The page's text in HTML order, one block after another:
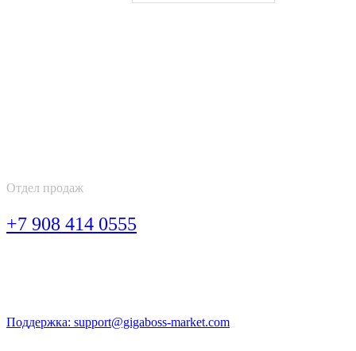
Отдел продаж
+7 908 414 0555
Поддержка: support@gigaboss-market.com